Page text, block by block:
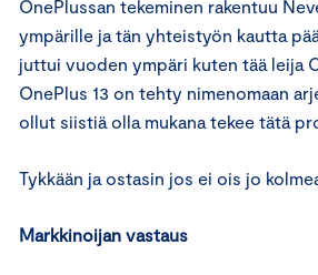
OnePlussan tekeminen rakentuu
ympärille ja tän yhteistyön kautta
juttui vuoden ympäri kuten tää leija
OnePlus 13 on tehty nimenomaan
ollut siistiä olla mukana tekee tätä
Tykkään ja ostasin jos ei ois jo
Markkinoijan vastaus